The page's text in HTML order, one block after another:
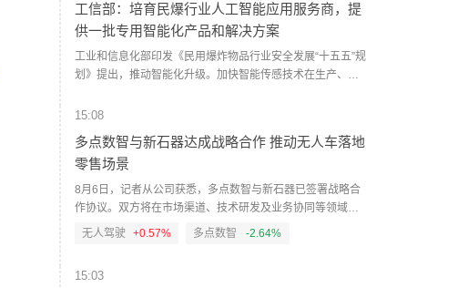
海已有70个水工项目停工。福建海事部门还加强对台湾海峡
过往船舶的预警叫应，引导船舶避开受台风影响区域。福建
海事局加强船舶避风秩序管理，巡查船舶锚泊间距、抛锚状
态等情况，防范船舶走锚碰撞风险。（央视新闻）
工信部：培育民爆行业人工智能应用服务商，提
供一批专用智能化产品和解决方案
工业和信息化部印发《民用爆炸物品行业安全发展“十五五”规
划》提出，推动智能化升级。加快智能传感技术在生产、销
自动化减人”工程，加快人工智能等新技术与制造装备深度融
线的应用。开展智能工厂梯度培育，鼓励企业开展智能制造
能力成熟度评估。培育民爆行业人工智能应用服务商，提供
一批专用智能化产品和解决方案。（界面新闻）
15:08
多点数智与新石器达成战略合作 推动无人车落地
零售场景
8月6日，记者从公司获悉，多点数智与新石器已签署战略合
作协议。双方将在市场渠道、技术研发及业务协同等领域展
开深度合作，发挥各自在零售数智化与L4级无人驾驶领域的
店推动无人车装卸运输试点运行。（人民财讯）
无人驾驶 +0.57% 多点数智 -2.64%
15:03